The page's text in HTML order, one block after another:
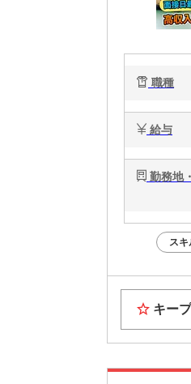
職種
給与
勤務地
スキ
キー